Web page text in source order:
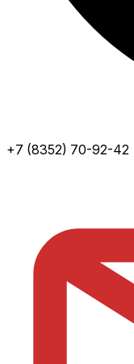
+7 (8352) 70-92-42